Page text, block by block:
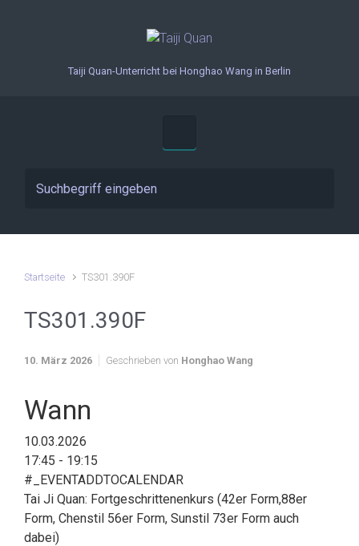
Taiji Quan-Unterricht bei Honghao Wang in Berlin
Startseite TS301.390F
TS301.390F
10. März 2026 Geschrieben von Honghao Wang
Wann
10.03.2026
17:45 - 19:15
#_EVENTADDTOCALENDAR
Tai Ji Quan: Fortgeschrittenenkurs (42er Form,88er
Form, Chenstil 56er Form, Sunstil 73er Form auch
dabei)